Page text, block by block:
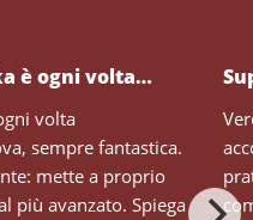
è ogni volta…
volta
sempre fantastica.
mette a proprio
più avanzato. Spiega